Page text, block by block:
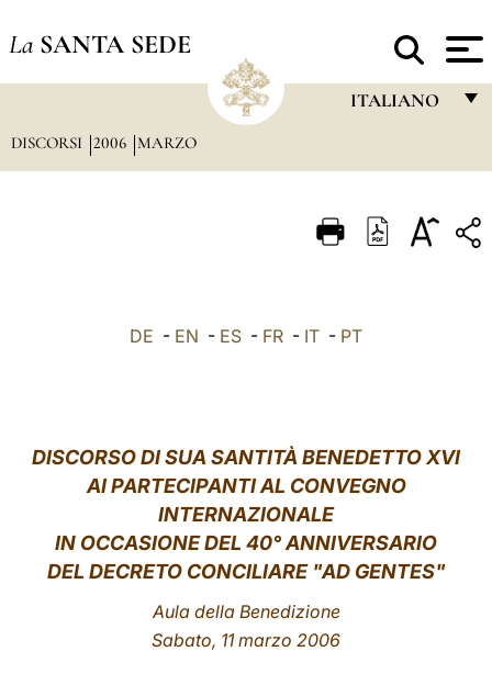
La SANTA SEDE
ITALIANO
ITALIANO
中文
DISCORSI 2006 MARZO
DE - EN - ES - FR - IT - PT
DISCORSO DI SUA SANTITÀ BENEDETTO XVI
AI PARTECIPANTI AL CONVEGNO
INTERNAZIONALE
IN OCCASIONE DEL 40° ANNIVERSARIO
DEL DECRETO CONCILIARE "AD GENTES"
Aula della Benedizione
Sabato, 11 marzo 2006